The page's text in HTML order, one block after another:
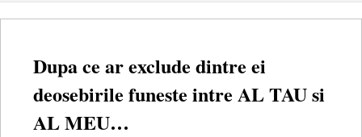
Dupa ce ar exclude dintre ei
deosebirile funeste intre AL TAU si
AL MEU…